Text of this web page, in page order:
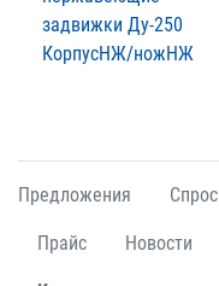
задвижки Ду-250
КорпусНЖ/ножНЖ
Предложения Спрос
Прайс Новости